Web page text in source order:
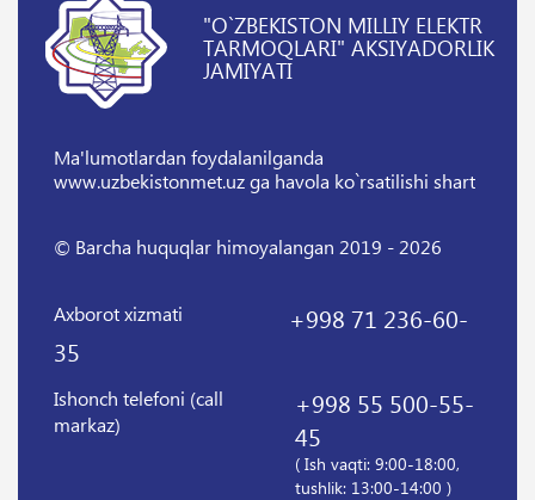
"O`ZBEKISTON MILLIY ELEKTR
TARMOQLARI" AKSIYADORLIK
JAMIYATI
Ma'lumotlardan foydalanilganda
www.uzbekistonmet.uz ga havola ko`rsatilishi shart
© Barcha huquqlar himoyalangan 2019 - 2026
Axborot xizmati
+998 71 236-60-
35
Ishonch telefoni (call
markaz)
+998 55 500-55-
45
( Ish vaqti: 9:00-18:00,
tushlik: 13:00-14:00 )